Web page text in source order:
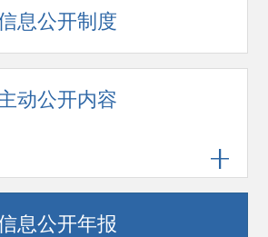
息公开制度
动公开内容
息公开年报